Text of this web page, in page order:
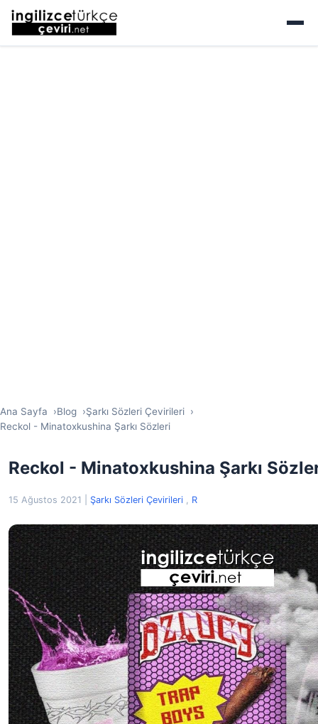
Ana Sayfa Blog
Şarkı Sözleri Çevirileri
Reckol - Minatoxkushina Şarkı Sözleri
Reckol - Minatoxkushina Şarkı
15 Ağustos 2021 Şarkı Sözleri Çevirileri , R